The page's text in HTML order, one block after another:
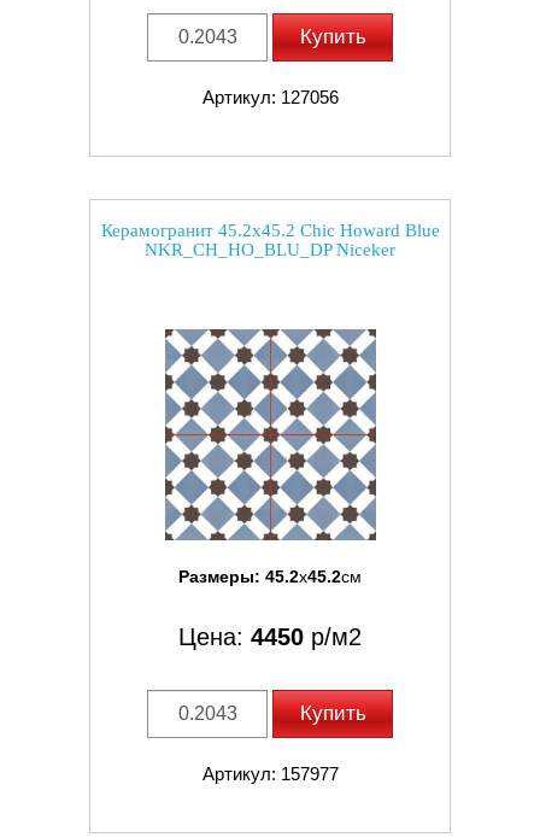
Купить
Артикул: 127056
Керамогранит 45.2x45.2 Chic Howard Blue
NKR_CH_HO_BLU_DP Niceker
Размеры: 45.2x45.2см
Цена: 4450 р/м2
Купить
Артикул: 157977